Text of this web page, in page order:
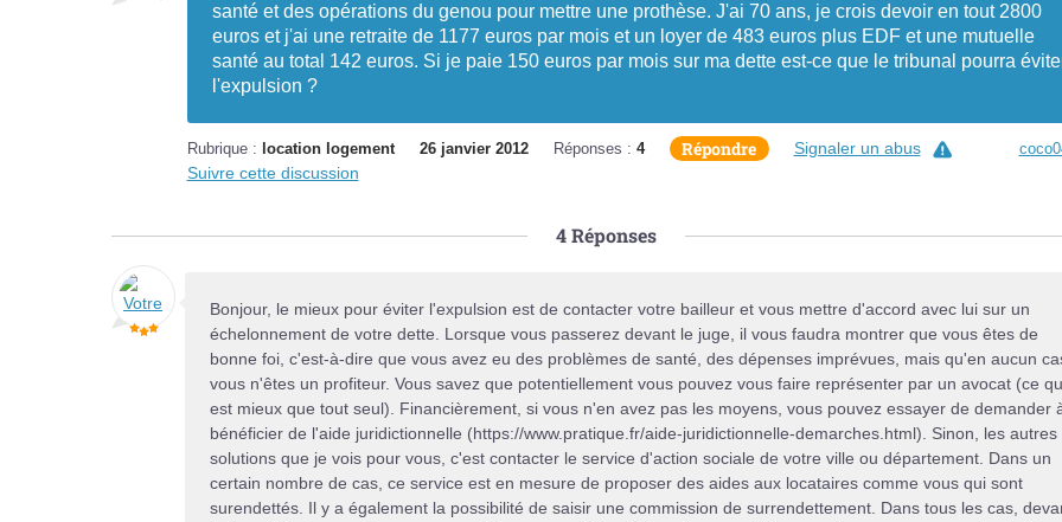
santé et des opérations du genou pour mettre une prothèse. J'ai 70 ans, je crois devoir en tout 2800
euros et j'ai une retraite de 1177 euros par mois et un loyer de 483 euros plus EDF et une mutuelle
santé au total 142 euros. Si je paie 150 euros par mois sur ma dette est-ce que le tribunal pourra
l'expulsion ?
Rubrique : location logement 26 janvier 2012 Réponses : 4 Répondre
Signaler un abus
Suivre cette discussion
4Réponses
Bonjour, le mieux pour éviter l'expulsion est de contacter votre bailleur et vous mettre d'accord avec lui sur un
échelonnement de votre dette. Lorsque vous passerez devant le juge, il vous faudra montrer que vous êtes de
bonne foi, c'est-à-dire que vous avez eu des problèmes de santé, des dépenses imprévues, mais qu'en aucun
vous n'êtes un profiteur. Vous savez que potentiellement vous pouvez vous faire représenter par un avocat (ce
est mieux que tout seul). Financièrement, si vous n'en avez pas les moyens, vous pouvez essayer de demander
bénéficier de l'aide juridictionnelle (https://www.pratique.fr/aide-juridictionnelle-demarches.html). Sinon, les autres
solutions que je vois pour vous, c'est contacter le service d'action sociale de votre ville ou département. Dans un
certain nombre de cas, ce service est en mesure de proposer des aides aux locataires comme vous qui sont
surendettés. Il y a également la possibilité de saisir une commission de surrendettement. Dans tous les cas,